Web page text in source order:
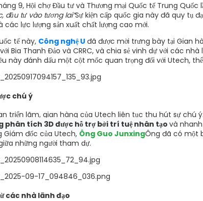
9, Hội chợ Đầu tư và Thương mại Quốc tế Trung
đầu tư vào tương lai”Sự kiện cấp quốc gia này đã quy tụ
các lực lượng sản xuất chất lượng cao mới.
tế này, Công nghệ U đã được mời trưng bày tại Gian
Bia Thanh Đảo và CRRC, và chia sẻ vinh dự với các
này đánh dấu một cột mốc quan trọng đối với Utech,
chú ý
triển lãm, gian hàng của Utech liên tục thu hút sự
phân tích 3D được hỗ trợ bởi trí tuệ nhân tạo và
Giám đốc của Utech, Ông Guo JunxingÔng đã có một
những người tham dự.
các nhà lãnh đạo